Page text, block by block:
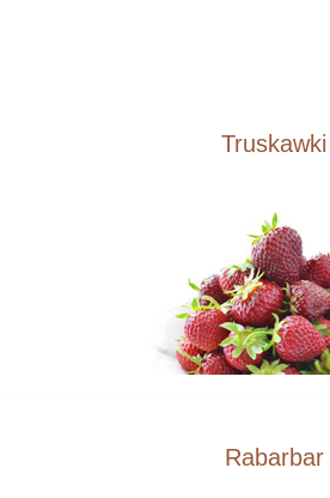
Truskawki
Rabarbar